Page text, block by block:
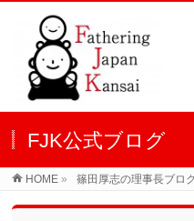
FJK公式ブログ
HOME » 篠田厚志の理事長ブロ